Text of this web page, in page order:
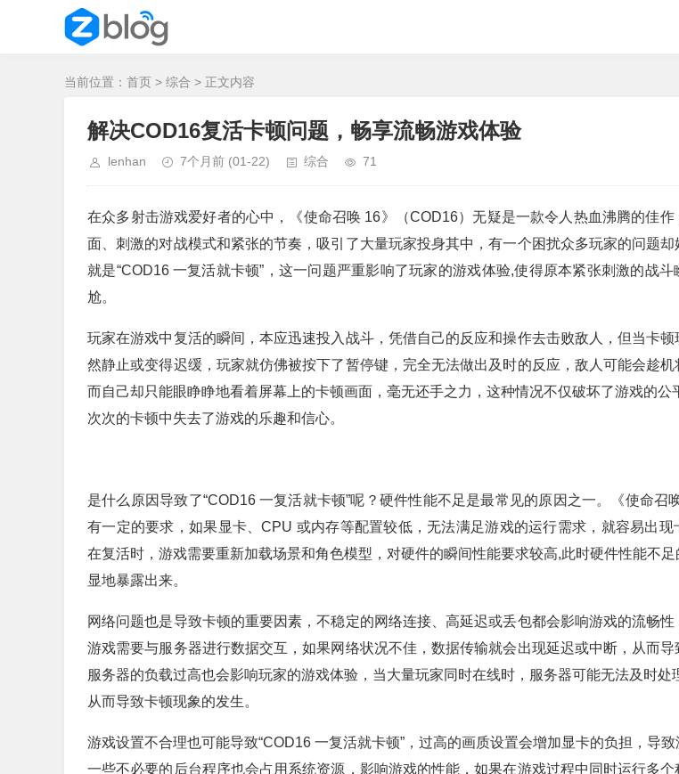
当前位置： 首页 > 综合 > 正文内容
解决COD16复活卡顿问题，畅享流畅游戏体验
lenhan 7个月前 (01-22) 综合 71
在众多射击游戏爱好者的心中，《使命召唤 16》（COD16）无疑是一款令人热血沸腾的佳
面、刺激的对战模式和紧张的节奏，吸引了大量玩家投身其中，有一个困扰众多玩家的问题
就是“COD16 一复活就卡顿”，这一问题严重影响了玩家的游戏体验,使得原本紧张刺激的战
尬。
玩家在游戏中复活的瞬间，本应迅速投入战斗，凭借自己的反应和操作去击败敌人，但当卡
然静止或变得迟缓，玩家就仿佛被按下了暂停键，完全无法做出及时的反应，敌人可能会趁机
而自己却只能眼睁睁地看着屏幕上的卡顿画面，毫无还手之力，这种情况不仅破坏了游戏的公
次次的卡顿中失去了游戏的乐趣和信心。
是什么原因导致了“COD16 一复活就卡顿”呢？硬件性能不足是最常见的原因之一。《使命召
有一定的要求，如果显卡、CPU 或内存等配置较低，无法满足游戏的运行需求，就容易出现
在复活时，游戏需要重新加载场景和角色模型，对硬件的瞬间性能要求较高,此时硬件性能不足
显地暴露出来。
网络问题也是导致卡顿的重要因素，不稳定的网络连接、高延迟或丢包都会影响游戏的流畅性
游戏需要与服务器进行数据交互，如果网络状况不佳，数据传输就会出现延迟或中断，从而
服务器的负载过高也会影响玩家的游戏体验，当大量玩家同时在线时，服务器可能无法及时处
从而导致卡顿现象的发生。
游戏设置不合理也可能导致“COD16 一复活就卡顿”，过高的画质设置会增加显卡的负担，导致
一些不必要的后台程序也会占用系统资源，影响游戏的性能，如果在游戏过程中同时运行多